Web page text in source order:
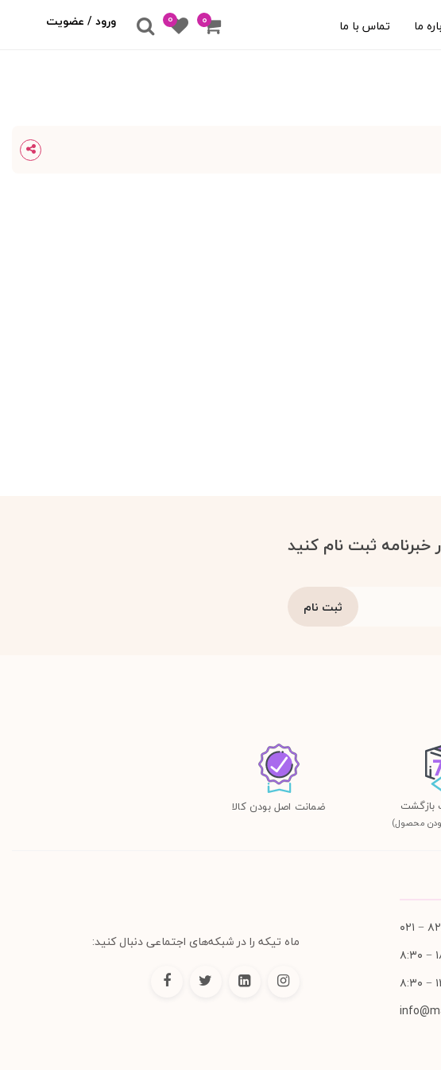
ما تماس با ما ۰ 0 ورود / عضویت
خبرنامه ثبت نام کنید
محصول)
ضمانت اصل بودن کالا
ماه تیکه را در شبکه‌های اجتماعی دنبال کنید: